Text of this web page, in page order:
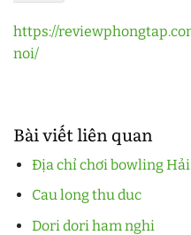
https://
noi/
Bài viết liên quan
Địa chỉ chơi bowling
Cau long thu duc
Dori dori ham nghi